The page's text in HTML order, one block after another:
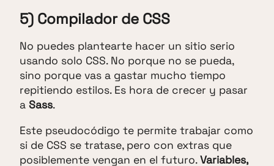
5) Compilador de CSS
No puedes plantearte hacer un sitio serio
usando solo CSS. No porque no se pueda,
sino porque vas a gastar mucho tiempo
repitiendo estilos. Es hora de crecer y pasar
a Sass.
Este pseudocódigo te permite trabajar como
si de CSS se tratase, pero con extras que
posiblemente vengan en el futuro.Variables,